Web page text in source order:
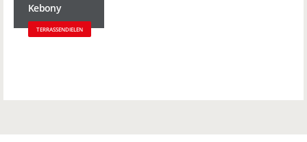
Kebony
TERRASSENDIELEN